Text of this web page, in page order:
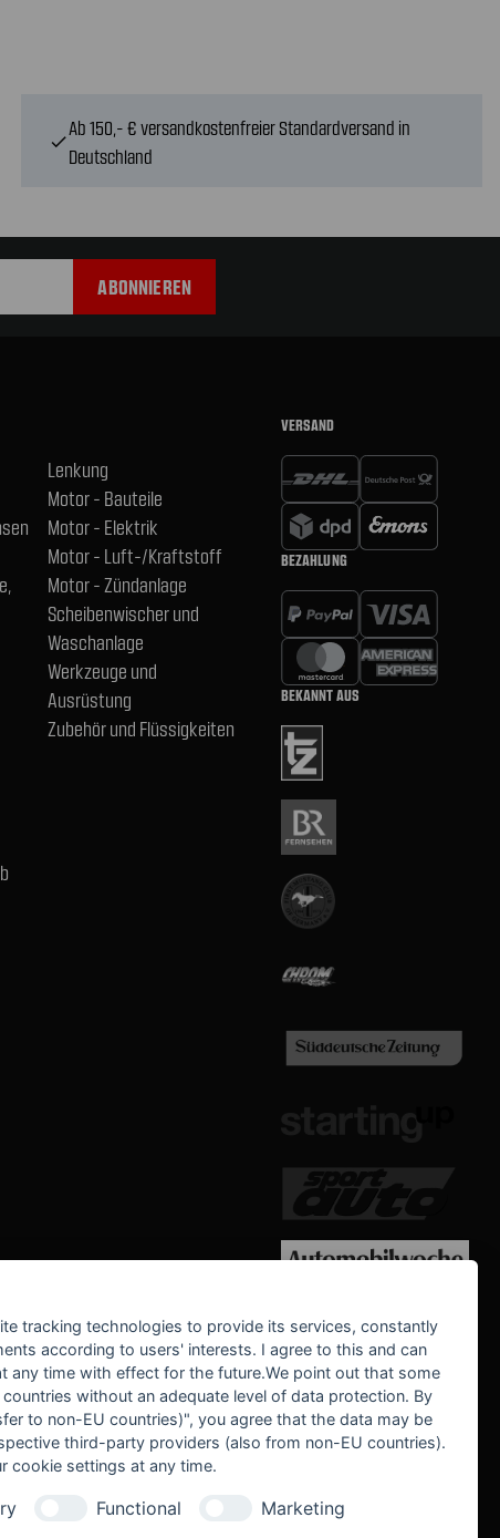
check
Ab 150,- € versandkostenfreier Standardversand in
Deutschland
Lenkung
Motor - Bauteile
Motor - Elektrik
Motor - Luft-/Kraftstoff
Motor - Zündanlage
Scheibenwischer und
Waschanlage
Werkzeuge und
Ausrüstung
Zubehör und Flüssigkeiten
VERSAND
BEZAHLUNG
BEKANNT AUS
WE SUPPORT
tracking technologies to provide its services, constantly
according to users' interests. I agree to this and can
any time with effect for the future.We point out that some
without an adequate level of data protection. By
to non-EU countries)", you agree that the data may be
third-party providers (also from non-EU countries).
cookie settings at any time.
Functional Marketing